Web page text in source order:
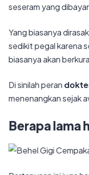
seseram yang
Yang biasanya
sedikit pegal karena
biasanya akan
Di sinilah peran
menenangkan sejak
Berapa lama